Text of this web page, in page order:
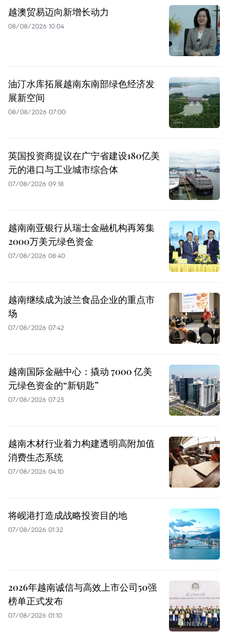
越澳贸易迈向新增长动力
08/08/2026 10:04
油汀水库拓展越南东南部绿色经济发
展新空间
08/08/2026 07:00
英国投资商提议在广宁省建设180亿美
元的港口与工业城市综合体
07/08/2026 09:18
越南南亚银行从瑞士金融机构再筹集
2000万美元绿色资金
07/08/2026 08:40
越南继续成为波兰食品企业的重点市
场
07/08/2026 07:42
越南国际金融中心：撬动 7000 亿美
元绿色资金的“新钥匙”
07/08/2026 07:25
越南木材行业着力构建透明高附加值
消费生态系统
07/08/2026 04:10
将岘港打造成战略投资目的地
07/08/2026 01:32
2026年越南诚信与高效上市公司50强
榜单正式发布
07/08/2026 01:10